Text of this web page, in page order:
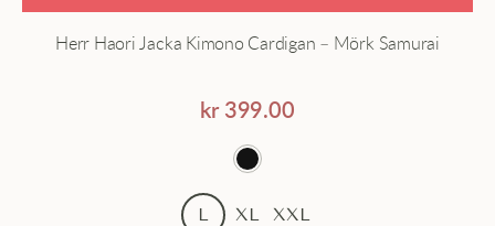
Herr Haori Jacka Kimono Cardigan – Mörk Samurai
kr 399.00
L XL XXL